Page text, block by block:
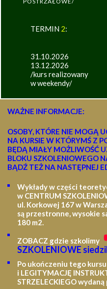
TERMIN 2:
31.10.2026
13.12.2026
/kurs realizowany
w weekendy/
WAŻNE INFORMACJE:
OSOBY, KTÓRE NIE MOGĄ
NA KURSIE W KTÓRYMŚ Z
BĘDĄ MIAŁY MOŻLIWOŚĆ
BLOKU SZKOLENIOWEGO
BĄDŹ TEŻ NA NASTĘPNEJ
Wykłady w części
w CENTRUM
ul. Korkowej 167 w
są przestronne, wysokie
180 m2.
ZOBACZ gdzie szkolimy
SZKOLENIOWE
Po ukończeniu tego
i LEGITYMACJĘ
STRZELECKIEGO wydaną